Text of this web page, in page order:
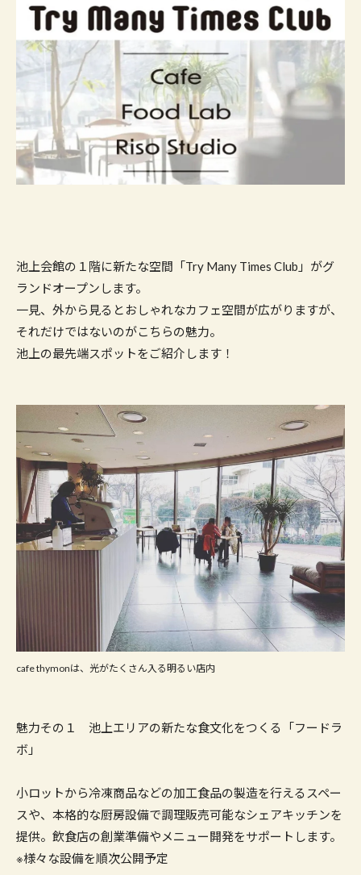
池上会館の１階に新たな空間「Try Many Times Club」がグ
ランドオープンします。
一見、外から見るとおしゃれなカフェ空間が広がりますが、
それだけではないのがこちらの魅力。
池上の最先端スポットをご紹介します！
cafe thymonは、光がたくさん入る明るい店内
魅力その１ 池上エリアの新たな食文化をつくる「フードラ
ボ」
小ロットから冷凍商品などの加工食品の製造を行えるスペー
スや、本格的な厨房設備で調理販売可能なシェアキッチンを
提供。飲食店の創業準備やメニュー開発をサポートします。
※様々な設備を順次公開予定